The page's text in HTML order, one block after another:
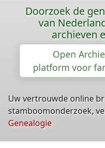
Doorzoek de
van
archieven
Open
platform voor
Uw vertrouwde online
stamboomonderzoek,
Genealogie